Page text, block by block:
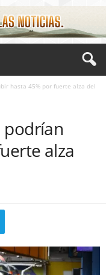
hasta 45% por fuerte alza del
podrían
alza